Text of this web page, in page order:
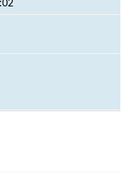
wolne od